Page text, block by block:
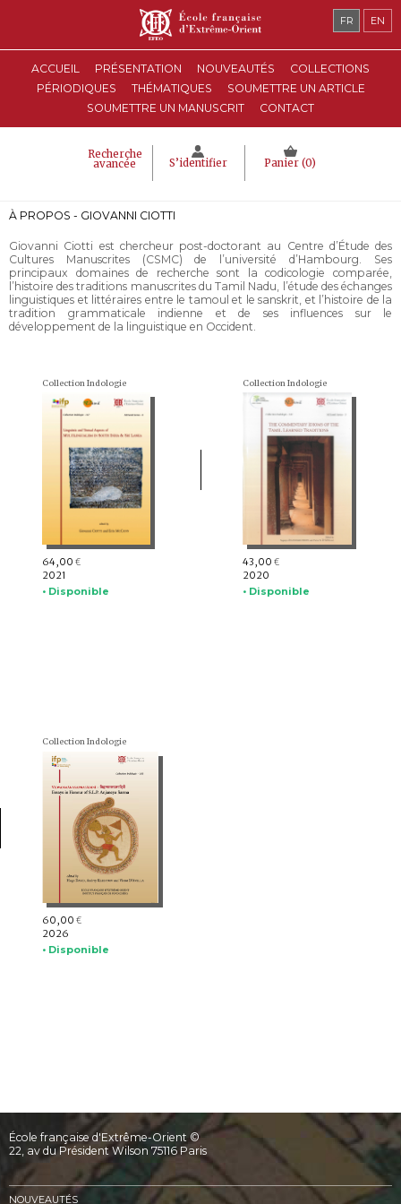
ACCUEIL PRÉSENTATION NOUVEAUTÉS
COLLECTIONS
PÉRIODIQUES
THÉMATIQUES
SOUMETTRE UN ARTICLE
SOUMETTRE UN MANUSCRIT
CONTACT
Recherche
avancée S’identifier Panier (0)
FR EN
À PROPOS - GIOVANNI CIOTTI
Giovanni Ciotti est chercheur post-doctorant au Centre d’Étude des
Cultures Manuscrites (CSMC) de l’université d’Hambourg. Ses
principaux domaines de recherche sont la codicologie comparée,
l’histoire des traditions manuscrites du Tamil Nadu, l’étude des échanges
linguistiques et littéraires entre le tamoul et le sanskrit, et l’histoire de la
tradition grammaticale indienne et de ses influences sur le
développement de la linguistique en Occident.
Collection Indologie
64,00 €
2021
• Disponible
Collection Indologie
43,00 €
2020
• Disponible
Collection Indologie
60,00 €
2026
• Disponible
École française d'Extrême-Orient ©
22, av du Président Wilson 75116 Paris
NOUVEAUTÉS